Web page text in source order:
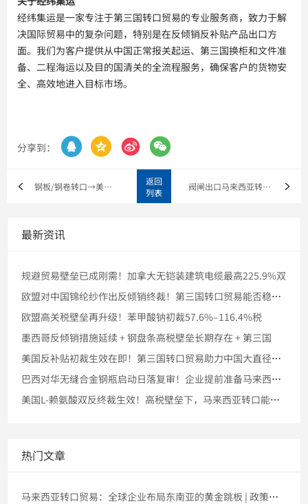
经纬集运是一家专注于第三国转口贸易的专业服务商，致力于解
决国际贸易中的复杂问题，特别是在反倾销反补贴产品出口方
面。我们为客户提供从中国正常报关起运、第三国换柜和文件准
备、二程海运以及目的国清关的全流程服务，确保客户的货物安
全、高效地进入目标市场。
分享到：    
钢板/钢卷转口→美国|加拿大
返回
列表
阀闸出口马来西亚转口俄罗斯
最新资讯
规避贸易壁垒已成刚需！加拿大无铠装建筑电缆最高225.9%双
欧盟对中国锦纶纱作出反倾销终裁！第三国转口贸易能否稳住市场份
欧盟高关税壁垒再升级！苯甲酸钠初裁57.6%–116.4%税
墨西哥反倾销措施延续 + 钢盘条高税壁垒长期存在 + 第三国
美国反补贴初裁生效在即！第三国转口贸易助力中国大直径石墨电极
巴西对华无缝合金钢瓶启动日落复审！企业提前准备马来西亚转口的
美国L-赖氨酸双反终裁生效！高税壁垒下，马来西亚转口能否稳住
热门文章
马来西亚转口贸易：全球企业布局东南亚的黄金跳板 | 政策、港